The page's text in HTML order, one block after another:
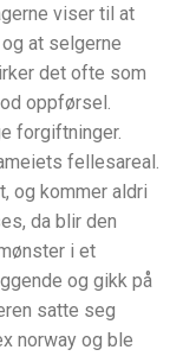
viser til at
at selgerne
det ofte som
oppførsel.
forgiftninger.
fellesareal.
og kommer aldri
da blir den
i et
og gikk på
satte seg
norway og ble